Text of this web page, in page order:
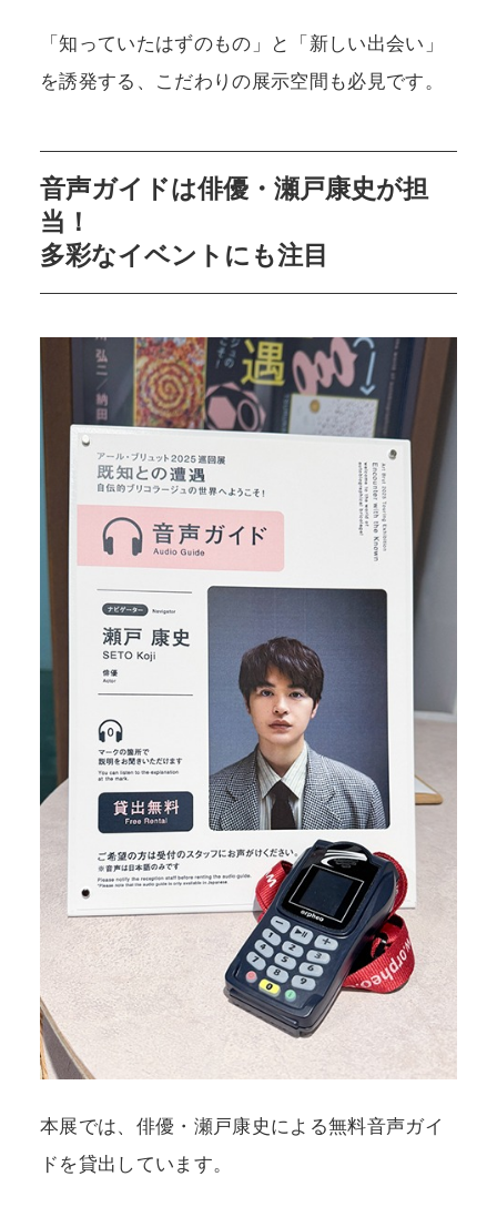
「知っていたはずのもの」と「新しい出会い」
を誘発する、こだわりの展示空間も必見です。
音声ガイドは俳優・瀬戸康史が担
当！
多彩なイベントにも注目
本展では、俳優・瀬戸康史による無料音声ガイ
ドを貸出しています。